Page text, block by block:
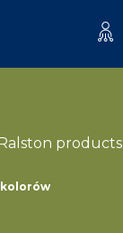
products
kolorów